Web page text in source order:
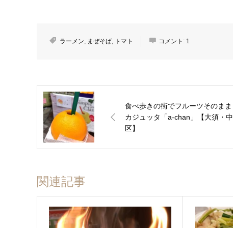
ラーメン, まぜそば, トマト コメント: 1
食べ歩きの街でフルーツそのまま
カジュッタ「a-chan」【大須・中
区】
関連記事